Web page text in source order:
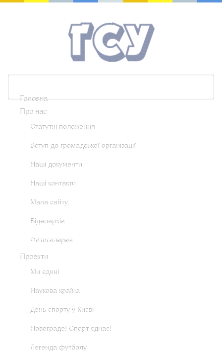
Головна
Про нас
Статутні положення
Вступ до громадської організації
Наші документи
Наші контакти
Мапа сайту
Відеоархів
Фотогалерея
Проекти
Ми єдині
Наукова країна
День спорту у Києві
Новограде! Спорт єднає!
Легенда футболу